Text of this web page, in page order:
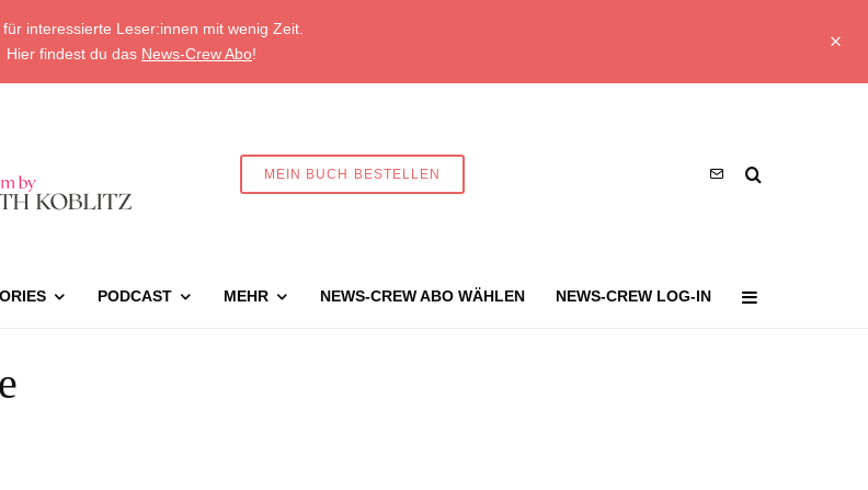
für interessierte Leser:innen mit wenig Zeit.
Hier findest du das News-Crew Abo!
MEIN BUCH BESTELLEN
PODCAST MEHR NEWS-CREW ABO WÄHLEN NEWS-CREW LOG-IN